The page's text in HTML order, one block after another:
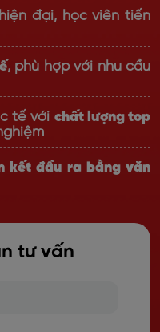
hiện đại, học viên tiến
, phù hợp với nhu cầu
tế với chất lượng top
kết đầu ra bằng văn
tư vấn